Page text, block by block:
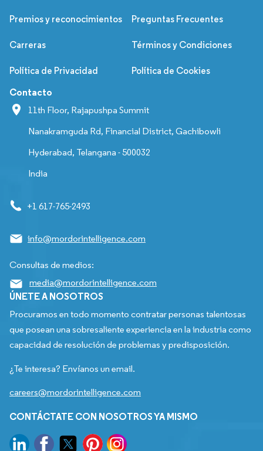
Premios y reconocimientos Preguntas Frecuentes
Carreras Términos y Condiciones
Política de Privacidad Política de Cookies
Contacto
11th Floor, Rajapushpa Summit
Nanakramguda Rd, Financial District, Gachibowli
Hyderabad, Telangana - 500032
India
+1 617-765-2493
info@mordorintelligence.com
Consultas de medios:
media@mordorintelligence.com
ÚNETE A NOSOTROS
Procuramos en todo momento contratar personas talentosas
que posean una sobresaliente experiencia en la industria como
capacidad de resolución de problemas y predisposición.
¿Te interesa? Envíanos un email.
careers@mordorintelligence.com
CONTÁCTATE CON NOSOTROS YA MISMO